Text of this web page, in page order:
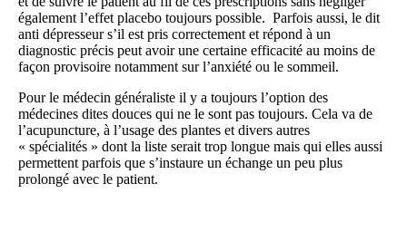
également l’effet placebo toujours possible. Parfois aussi, le dit
anti dépresseur s’il est pris correctement et répond à un
diagnostic précis peut avoir une certaine efficacité au moins de
façon provisoire notamment sur l’anxiété ou le sommeil.
Pour le médecin généraliste il y a toujours l’option des
médecines dites douces qui ne le sont pas toujours. Cela va de
l’acupuncture, à l’usage des plantes et divers autres
« spécialités » dont la liste serait trop longue mais qui elles aussi
permettent parfois que s’instaure un échange un peu plus
prolongé avec le patient.